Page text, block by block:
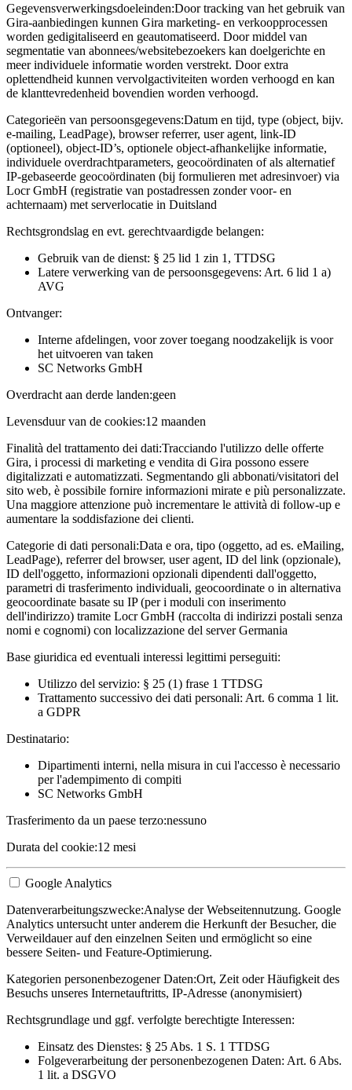
Gegevensverwerkingsdoeleinden:Door tracking van het gebruik van
Gira-aanbiedingen kunnen Gira marketing- en verkoopprocessen
worden gedigitaliseerd en geautomatiseerd. Door middel van
segmentatie van abonnees/websitebezoekers kan doelgerichte en
meer individuele informatie worden verstrekt. Door extra
oplettendheid kunnen vervolgactiviteiten worden verhoogd en kan
de klanttevredenheid bovendien worden verhoogd.
Categorieën van persoonsgegevens:Datum en tijd, type (object, bijv.
e-mailing, LeadPage), browser referrer, user agent, link-ID
(optioneel), object-ID’s, optionele object-afhankelijke informatie,
individuele overdrachtparameters, geocoördinaten of als alternatief
IP-gebaseerde geocoördinaten (bij formulieren met adresinvoer) via
Locr GmbH (registratie van postadressen zonder voor- en
achternaam) met serverlocatie in Duitsland
Rechtsgrondslag en evt. gerechtvaardigde belangen:
Gebruik van de dienst: § 25 lid 1 zin 1, TTDSG
Latere verwerking van de persoonsgegevens: Art. 6 lid 1 a)
AVG
Ontvanger:
Interne afdelingen, voor zover toegang noodzakelijk is voor
het uitvoeren van taken
SC Networks GmbH
Overdracht aan derde landen:geen
Levensduur van de cookies:12 maanden
Finalità del trattamento dei dati:Tracciando l'utilizzo delle offerte
Gira, i processi di marketing e vendita di Gira possono essere
digitalizzati e automatizzati. Segmentando gli abbonati/visitatori del
sito web, è possibile fornire informazioni mirate e più personalizzate.
Una maggiore attenzione può incrementare le attività di follow-up e
aumentare la soddisfazione dei clienti.
Categorie di dati personali:Data e ora, tipo (oggetto, ad es. eMailing,
LeadPage), referrer del browser, user agent, ID del link (opzionale),
ID dell'oggetto, informazioni opzionali dipendenti dall'oggetto,
parametri di trasferimento individuali, geocoordinate o in alternativa
geocoordinate basate su IP (per i moduli con inserimento
dell'indirizzo) tramite Locr GmbH (raccolta di indirizzi postali senza
nomi e cognomi) con localizzazione del server Germania
Base giuridica ed eventuali interessi legittimi perseguiti:
Utilizzo del servizio: § 25 (1) frase 1 TTDSG
Trattamento successivo dei dati personali: Art. 6 comma 1 lit.
a GDPR
Destinatario:
Dipartimenti interni, nella misura in cui l'accesso è necessario
per l'adempimento di compiti
SC Networks GmbH
Trasferimento da un paese terzo:nessuno
Durata del cookie:12 mesi
Google Analytics
Datenverarbeitungszwecke:Analyse der Webseitennutzung. Google
Analytics untersucht unter anderem die Herkunft der Besucher, die
Verweildauer auf den einzelnen Seiten und ermöglicht so eine
bessere Seiten- und Feature-Optimierung.
Kategorien personenbezogener Daten:Ort, Zeit oder Häufigkeit des
Besuchs unseres Internetauftritts, IP-Adresse (anonymisiert)
Rechtsgrundlage und ggf. verfolgte berechtigte Interessen:
Einsatz des Dienstes: § 25 Abs. 1 S. 1 TTDSG
Folgeverarbeitung der personenbezogenen Daten: Art. 6 Abs.
1 lit. a DSGVO